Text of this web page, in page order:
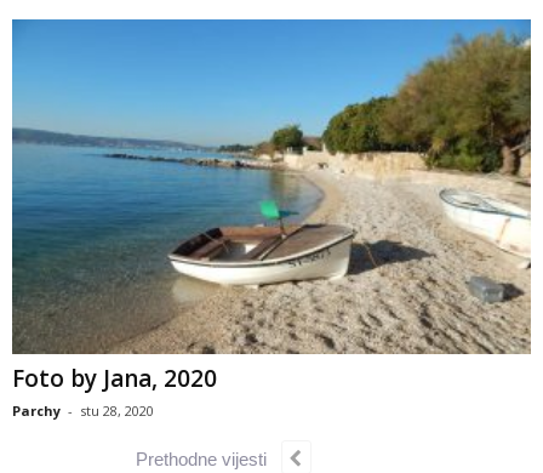
Foto by Jana, 2020
Parchy - stu 28, 2020
Prethodne vijesti